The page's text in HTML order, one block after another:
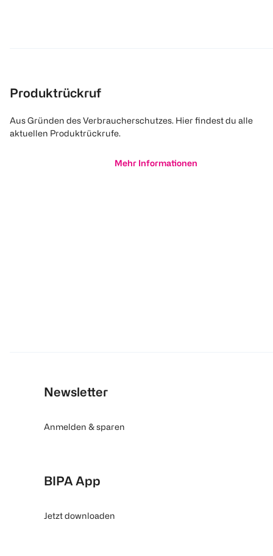
Produktrückruf
Aus Gründen des Verbraucherschutzes. Hier findest du alle
aktuellen Produktrückrufe.
Mehr Informationen
Newsletter
Anmelden & sparen
BIPA App
Jetzt downloaden